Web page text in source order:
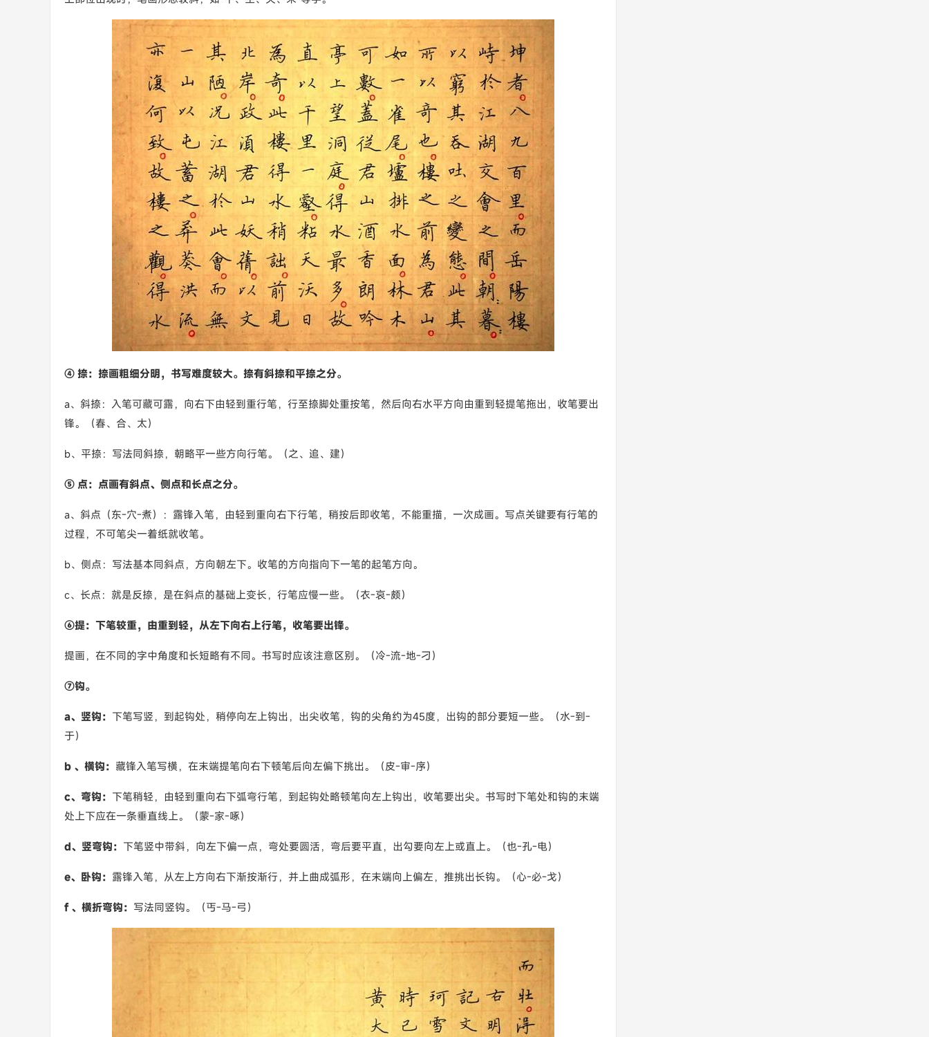
④ 捺：捺画粗细分明，书写难度较大。捺有斜捺和平捺之分。
a、斜捺：入笔可藏可露，向右下由轻到重行笔，行至捺脚处重按笔，然后向右水平方向由重到轻提笔拖出，收笔要出
锋。（春、合、太）
b、平捺：写法同斜捺，朝略平一些方向行笔。（之、追、建）
⑤ 点：点画有斜点、侧点和长点之分。
a、斜点（东-穴-煮）：露锋入笔，由轻到重向右下行笔，稍按后即收笔，不能重描，一次成画。写点关键要有行笔的
过程，不可笔尖一着纸就收笔。
b、侧点：写法基本同斜点，方向朝左下。收笔的方向指向下一笔的起笔方向。
c、长点：就是反捺，是在斜点的基础上变长，行笔应慢一些。（衣-哀-颇）
⑥提：下笔较重，由重到轻，从左下向右上行笔，收笔要出锋。
提画，在不同的字中角度和长短略有不同。书写时应该注意区别。（冷-流-地-刁）
⑦钩。
a、竖钩： 下笔写竖，到起钩处，稍停向左上钩出，出尖收笔，钩的尖角约为45度，出钩的部分要短一些。（水-到-
于）
b 、横钩： 藏锋入笔写横，在末端提笔向右下顿笔后向左偏下挑出。（皮-审-序）
c、弯钩： 下笔稍轻，由轻到重向右下弧弯行笔，到起钩处略顿笔向左上钩出，收笔要出尖。书写时下笔处和钩的末端
处上下应在一条垂直线上。（蒙-家-啄）
d、竖弯钩： 下笔竖中带斜，向左下偏一点，弯处要圆活，弯后要平直，出勾要向左上或直上。（也-孔-电）
e、卧钩： 露锋入笔，从左上方向右下渐按渐行，并上曲成弧形，在末端向上偏左，推挑出长钩。（心-必-戈）
f 、横折弯钩： 写法同竖钩。（丐-马-弓）